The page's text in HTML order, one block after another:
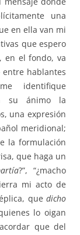
una
en ella van mi
que espero
en el fondo, va
hablantes
identifique
su ánimo la
una expresión
meridional;
la formulación
que haga un
?”, “¿macho
mi acto de
que dicho
lo oigan
que del